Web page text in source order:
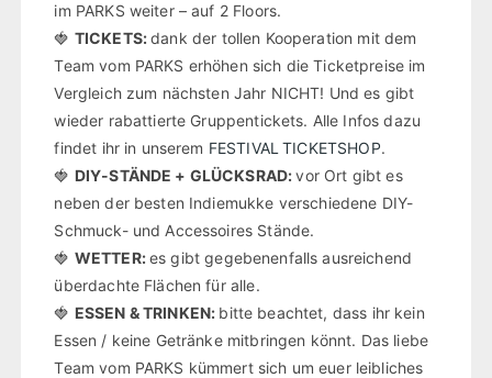
im PARKS weiter – auf 2 Floors.
🍓 TICKETS:dank der tollen Kooperation mit dem
Team vom PARKS erhöhen sich die Ticketpreise im
Vergleich zum nächsten Jahr NICHT! Und es gibt
wieder rabattierte Gruppentickets. Alle Infos dazu
findet ihr in unserem FESTIVAL TICKETSHOP.
🍓 DIY-STÄNDE + GLÜCKSRAD:vor Ort gibt es
neben der besten Indiemukke verschiedene DIY-
Schmuck- und Accessoires Stände.
🍓 WETTER:es gibt gegebenenfalls ausreichend
überdachte Flächen für alle.
🍓 ESSEN & TRINKEN: bitte beachtet, dass ihr kein
Essen / keine Getränke mitbringen könnt. Das liebe
Team vom PARKS kümmert sich um euer leibliches